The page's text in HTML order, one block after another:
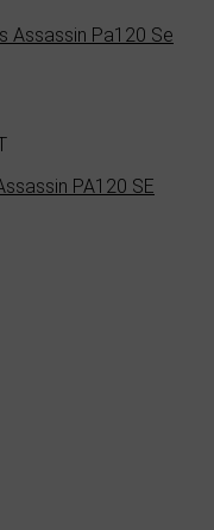
PA120 SE